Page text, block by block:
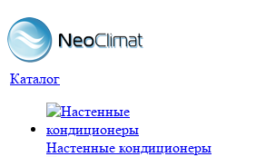
Каталог
Настенные кондиционеры